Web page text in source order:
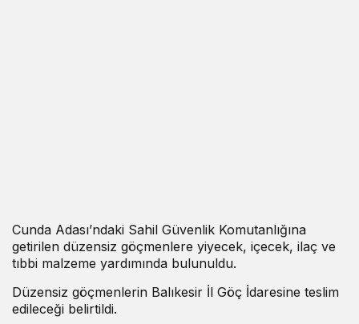
Cunda Adası’ndaki Sahil Güvenlik Komutanlığına
getirilen düzensiz göçmenlere yiyecek, içecek, ilaç ve
tıbbi malzeme yardımında bulunuldu.
Düzensiz göçmenlerin Balıkesir İl Göç İdaresine teslim
edileceği belirtildi.